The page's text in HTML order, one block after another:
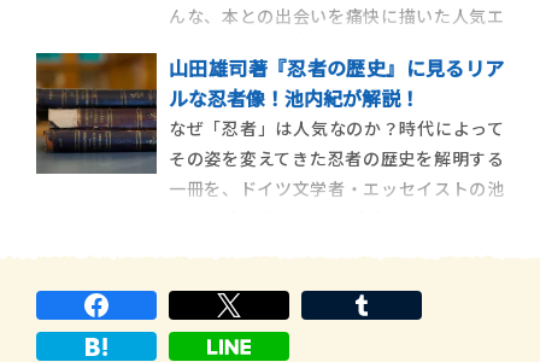
んな、本との出会いを痛快に描いた人気エ
います。池内紀が紹介。 【ポスト・ブッ
ク・レビュー この人に訊け！】 池内 紀
【ドイツ文学者・エッセイスト】 過去を語
ってもイキのいい現代の映し絵 […]
山田雄司著『忍者の歴史』に見るリア
ルな忍者像！池内紀が解説！
なぜ「忍者」は人気なのか？時代によって
その姿を変えてきた忍者の歴史を解明する
一冊を、ドイツ文学者・エッセイストの池
能力よりも智恵やコミュニケーション能力
忍者の歴史 山田雄司 著 […]